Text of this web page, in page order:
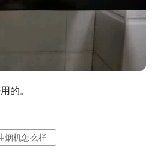
的。
烟机怎么样